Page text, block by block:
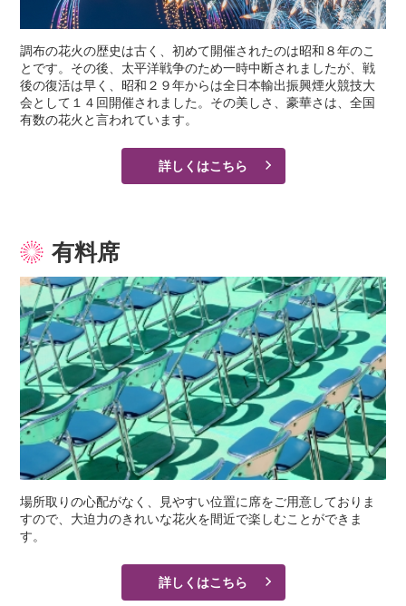
調布の花火の歴史は古く、初めて開催されたのは昭和８年のこ
とです。 その後、太平洋戦争のため一時中断されましたが、戦
後の復活は早く、昭和２９年からは全日本輸出振興煙火競技大
会として１４回開催されました。 その美しさ、豪華さは、全国
有数の花火と言われています。
詳しくはこちら
有料席
場所取りの心配がなく、見やすい位置に席をご用意しておりま
すので、大迫力のきれいな花火を間近で楽しむことができま
す。
詳しくはこちら